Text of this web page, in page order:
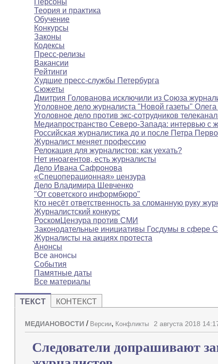
Персоны
Теория и практика
Обучение
Конкурсы
Законы
Кодексы
Пресс-релизы
Вакансии
Рейтинги
Худшие пресс-службы Петербурга
Сюжеты
Дмитрия Голованова исключили из Союза
Уголовное дело журналиста "Новой газеты"
Уголовное дело против экс-сотрудников
Медиапространство Северо-Запада: интервью с
Российская журналистика до и после Петра
Журналист меняет профессию
Релокация для журналистов: как уехать?
Нет иноагентов, есть журналисты
Дело Ивана Сафронова
«Спецоперационная» цензура
Дело Владимира Шевченко
"От советского информбюро"
Кто несёт ответственность за сломанную руку
Журналистский конкурс
РоскомЦензура против СМИ
Законодательные инициативы Госдумы в сфере
Журналисты на акциях протеста
Анонсы
Все анонсы
События
Памятные даты
Все материалы
ТЕКСТ КОНТЕКСТ
МЕДИАНОВОСТИ / Версии, Конфликты 2 августа 2018
Следователи допрашивают